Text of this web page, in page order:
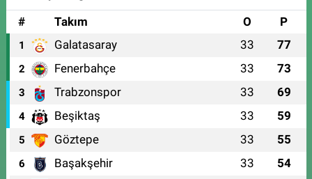
#
Takım O P
1 Galatasaray 33 77
2 Fenerbahçe 33 73
3 Trabzonspor 33 69
4 Beşiktaş 33 59
5 Göztepe 33 55
6 Başakşehir 33 54